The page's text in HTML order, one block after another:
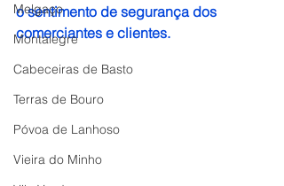
Melgaço
Montalegre
Cabeceiras de Basto
Terras de Bouro
Póvoa de Lanhoso
Vieira do Minho
o sentimento de segurança dos
comerciantes e clientes.